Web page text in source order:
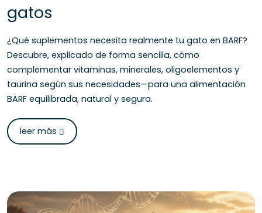
gatos
¿Qué suplementos necesita realmente tu gato en BARF?
Descubre, explicado de forma sencilla, cómo
complementar vitaminas, minerales, oligoelementos y
taurina según sus necesidades—para una alimentación
BARF equilibrada, natural y segura.
leer más